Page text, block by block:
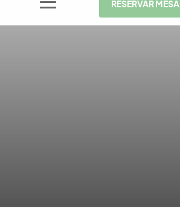
RESERVAR MESA